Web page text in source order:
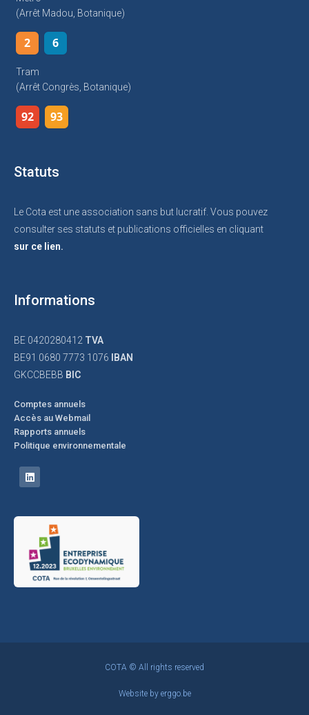
(arrêt Madou, Botanique)
2 6
Tram
(arrêt Congrès, Botanique)
92 93
Statuts
Le Cota est une association sans but lucratif. Vous pouvez
consulter ses statuts et publications officielles en cliquant
sur ce lien.
Informations
BE 0420280412 TVA
BE91 0680 7773 1076
IBAN
GKCCBEBB BIC
Comptes annuels
Accès au Webmail
Rapports annuels
Politique environnementale
COTA © All rights reserved
Website by erggo.be